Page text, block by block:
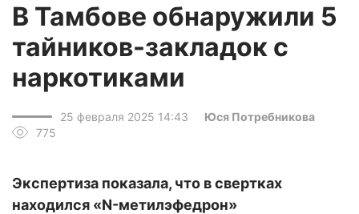
В Тамбове обнаружили 5
тайников-закладок с
наркотиками
25 февраля 2025 14:43
Юся Потребникова
775
Экспертиза показала, что в свертках
находился «N-метилэфедрон»